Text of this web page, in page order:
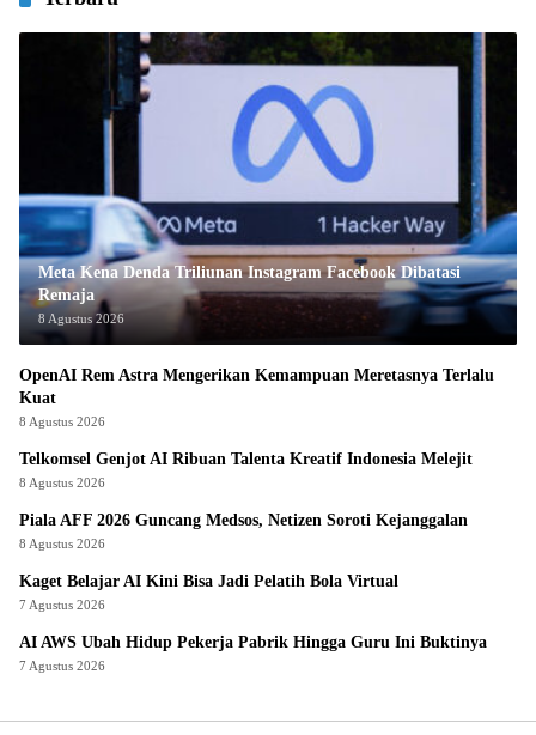
Meta Kena Denda Triliunan Instagram Facebook Dibatasi
Remaja
8 Agustus 2026
OpenAI Rem Astra Mengerikan Kemampuan Meretasnya Terlalu
Kuat
8 Agustus 2026
Telkomsel Genjot AI Ribuan Talenta Kreatif Indonesia Melejit
8 Agustus 2026
Piala AFF 2026 Guncang Medsos, Netizen Soroti Kejanggalan
8 Agustus 2026
Kaget Belajar AI Kini Bisa Jadi Pelatih Bola Virtual
7 Agustus 2026
AI AWS Ubah Hidup Pekerja Pabrik Hingga Guru Ini Buktinya
7 Agustus 2026